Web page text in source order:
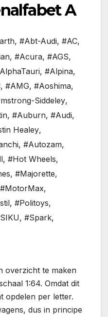
A
, #Abt-Audi, #AC,
, #Acura, #AGS,
, #Alpina,
, #AMG, #Aoshima,
Siddeley,
, #Auburn, #Audi,
Healey,
, #Autozam,
, #Hot Wheels,
, #Majorette,
#MotorMax,
, #Politoys,
, #Spark,
overzicht te maken
1:64. Omdat dit
opdelen per letter.
dus in principe